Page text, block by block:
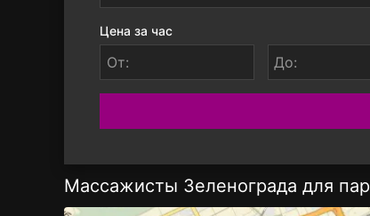
Цена за час
От: До:
Массажисты Зеленограда для пар